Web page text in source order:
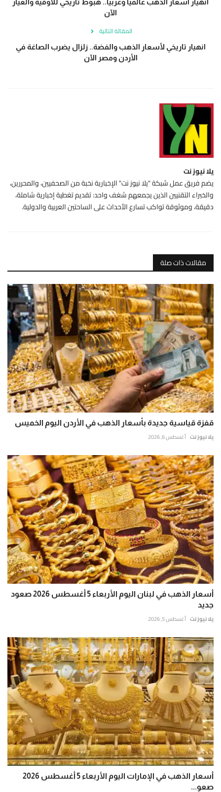
الآن
المقالة التالية
انهيار تاريخي لأسعار الذهب والفضة.. زلزال يضرب الصاغة في
الأردن ومصر الآن
يلا نيوز نت
يضم فريق عمل شبكة "يلا نيوز نت" الإخبارية نخبة من الصحفيين، والمحررين،
والخبراء التقنيين الذين يجمعهم شغف واحد: تقديم تغطية إخبارية شاملة،
دقيقة، وموثوقة تواكب تسارع الأحداث على الساحتين العربية والدولية.
مقالات ذات صلة
قفزة قياسية جديدة بأسعار الذهب في الأردن اليوم الخميس
يلا نيوز نت أغسطس 6, 2026
أسعار الذهب في لبنان اليوم الأربعاء 5 أغسطس 2026 صعود
جديد
يلا نيوز نت أغسطس 5, 2026
أسعار الذهب في الإمارات اليوم الأربعاء 5 أغسطس 2026
صعو...